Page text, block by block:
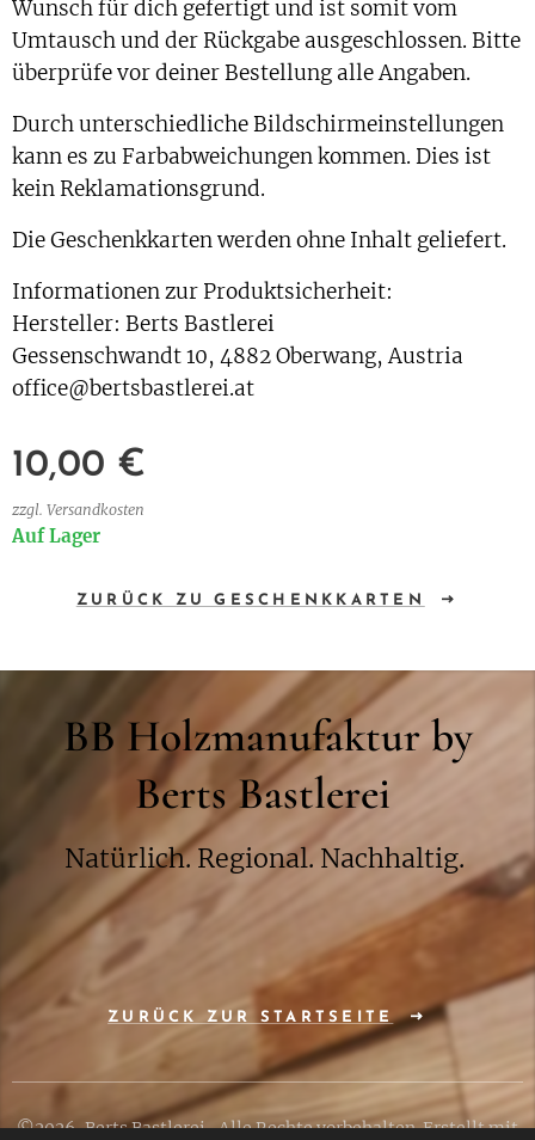
Wunsch für dich gefertigt und ist somit vom
Umtausch und der Rückgabe ausgeschlossen. Bitte
überprüfe vor deiner Bestellung alle Angaben.
Durch unterschiedliche Bildschirmeinstellungen
kann es zu Farbabweichungen kommen. Dies ist
kein Reklamationsgrund.
Die Geschenkkarten werden ohne Inhalt geliefert.
Informationen zur Produktsicherheit:
Hersteller: Berts Bastlerei
Gessenschwandt 10, 4882 Oberwang, Austria
office@bertsbastlerei.at
10,00 €
zzgl. Versandkosten
Auf Lager
ZURÜCK ZU GESCHENKKARTEN
BB Holzmanufaktur by
Berts Bastlerei
Natürlich. Regional. Nachhaltig.
ZURÜCK ZUR STARTSEITE
©2026, Berts Bastlerei, Alle Rechte vorbehalten. Erstellt mit